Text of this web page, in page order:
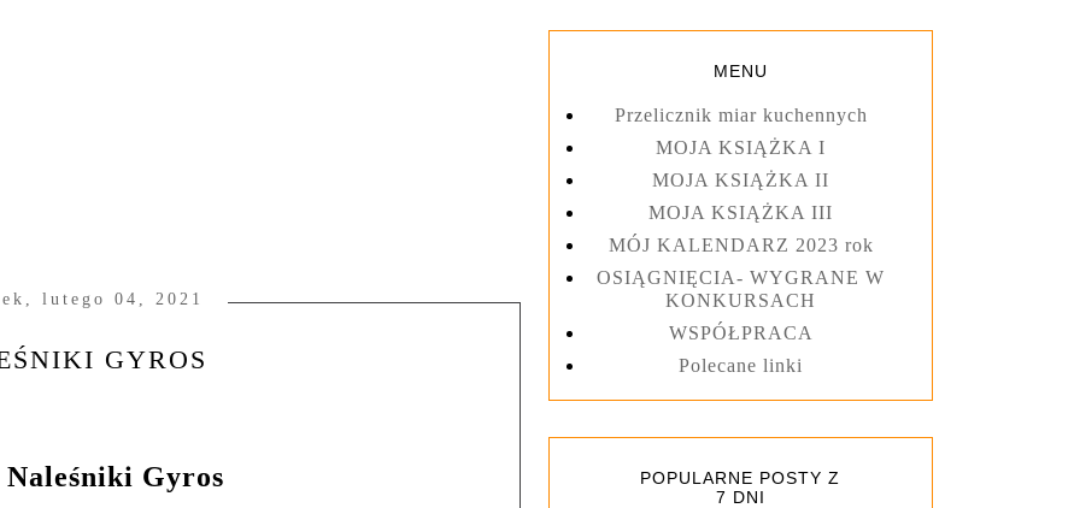
lutego 04, 2021
GYROS
Naleśniki Gyros
MENU
Przelicznik miar kuchennych
MOJA KSIĄŻKA I
MOJA KSIĄŻKA II
MOJA KSIĄŻKA III
MÓJ KALENDARZ 2023 rok
OSIĄGNIĘCIA- WYGRANE W
KONKURSACH
WSPÓŁPRACA
Polecane linki
POPULARNE POSTY Z
7 DNI